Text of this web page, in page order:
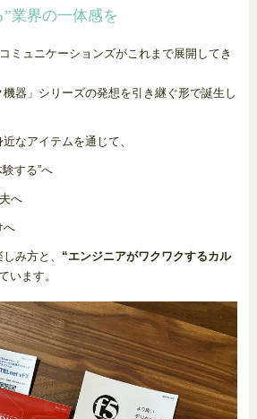
業界の一体感を
ミュニケーションズがこれまで展開してき
機器」シリーズの発想を引き継ぐ形で誕生し
なアイテムを通じて、
験する”へ
へ
へ
み方と、 “エンジニアがワクワクするカル
います。